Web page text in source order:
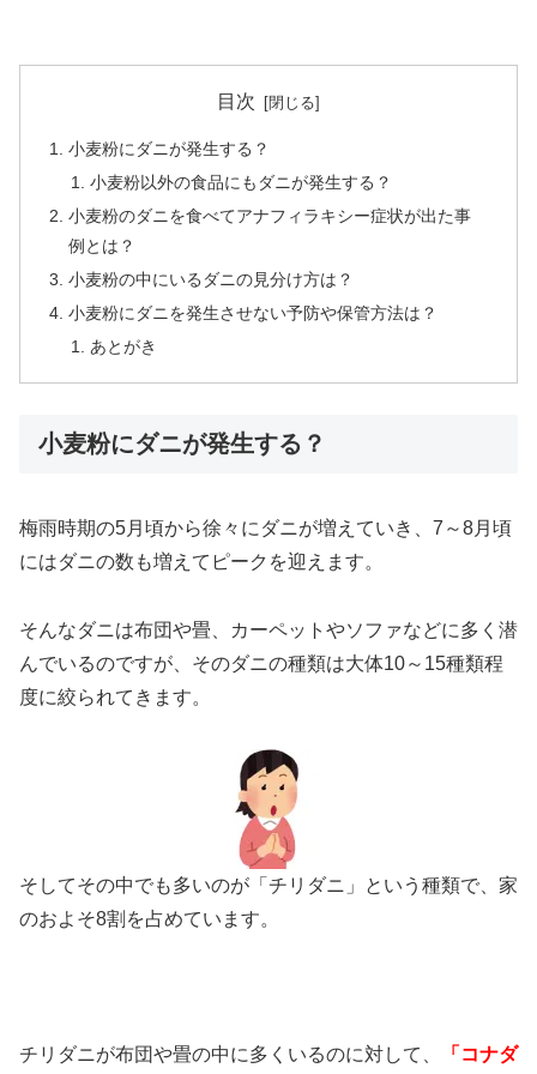
目次
小麦粉にダニが発生する？
小麦粉以外の食品にもダニが発生する？
小麦粉のダニを食べてアナフィラキシー症状が出た事
例とは？
小麦粉の中にいるダニの見分け方は？
小麦粉にダニを発生させない予防や保管方法は？
あとがき
小麦粉にダニが発生する？
梅雨時期の5月頃から徐々にダニが増えていき、7～8月頃
にはダニの数も増えてピークを迎えます。
そんなダニは布団や畳、カーペットやソファなどに多く潜
んでいるのですが、そのダニの種類は大体10～15種類程
度に絞られてきます。
そしてその中でも多いのが「チリダニ」という種類で、家
のおよそ8割を占めています。
チリダニが布団や畳の中に多くいるのに対して、 「コナダ